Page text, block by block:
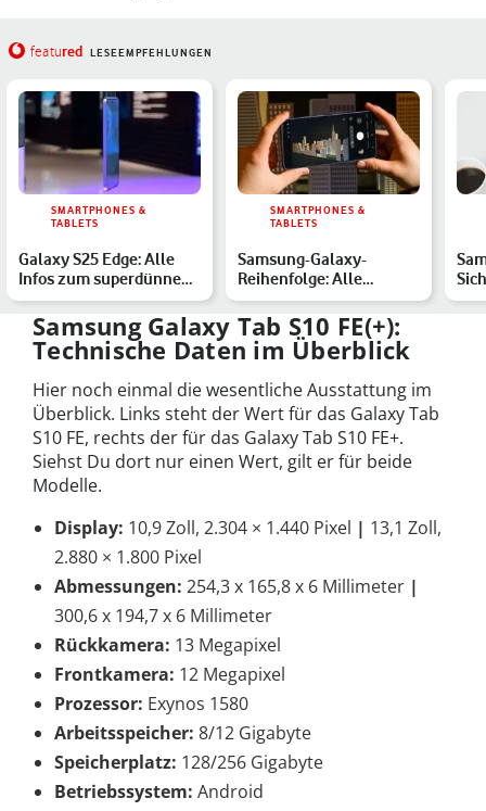
featured LESEEMPFEHLUNGEN
SMARTPHONES &
TABLETS
Galaxy S25 Edge: Alle
Infos zum superdünnen
Samsung-Handy
SMARTPHONES &
TABLETS
Samsung-Galaxy-
Reihenfolge: Alle
Smartphones in der
Übersicht
Juli
Samsung Galaxy Tab S10 FE(+):
Technische Daten im Überblick
Hier noch einmal die wesentliche Ausstattung im
Überblick. Links steht der Wert für das Galaxy Tab
S10 FE, rechts der für das Galaxy Tab S10 FE+.
Siehst Du dort nur einen Wert, gilt er für beide
Modelle.
Display: 10,9 Zoll, 2.304 × 1.440 Pixel | 13,1 Zoll,
2.880 × 1.800 Pixel
Abmessungen: 254,3 x 165,8 x 6 Millimeter |
300,6 x 194,7 x 6 Millimeter
Rückkamera: 13 Megapixel
Frontkamera: 12 Megapixel
Prozessor: Exynos 1580
Arbeitsspeicher: 8/12 Gigabyte
Speicherplatz: 128/256 Gigabyte
Betriebssystem: Android